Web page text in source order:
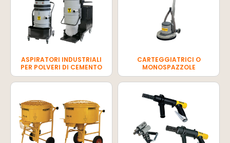
ASPIRATORI INDUSTRIALI
PER POLVERI DI CEMENTO
CARTEGGIATRICI O
MONOSPAZZOLE